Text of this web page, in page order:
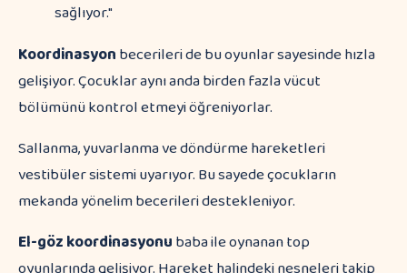
sağlıyor."
Koordinasyonbecerileri de bu oyunlar sayesinde hızla
gelişiyor. Çocuklar aynı anda birden fazla vücut
bölümünü kontrol etmeyi öğreniyorlar.
Sallanma, yuvarlanma ve döndürme hareketleri
vestibüler sistemi uyarıyor. Bu sayede çocukların
mekanda yönelim becerileri destekleniyor.
El-göz koordinasyonubaba ile oynanan top